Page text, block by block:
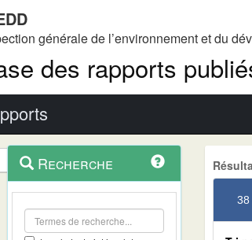
générale de l’environnement et du
des rapports
Navigation
et
outils
contextuel
Recherche
38